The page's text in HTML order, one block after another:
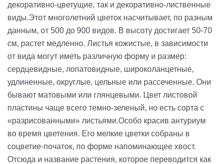
декоративно-цветущие, так и декоративно-лиственные
виды.Этот многолетний цветок насчитывает, по разным
данным, от 500 до 900 видов. В высоту достигает 50-70
см, растет медленно. Листья кожистые, в зависимости
от вида могут иметь различную форму и размер:
сердцевидные, лопатовидные, широколанцетные,
удлиненные, округлые, цельные или рассеченные. Они
бывают матовыми или глянцевыми. Цвет листовой
пластины чаще всего темно-зеленый, но есть сорта с
«разрисованными» листьями.Особо красив антуриум
во время цветения. Его мелкие цветки собраны в
соцветие-початок, по форме напоминающее хвост.
Отсюда и название растения, которое переводится как